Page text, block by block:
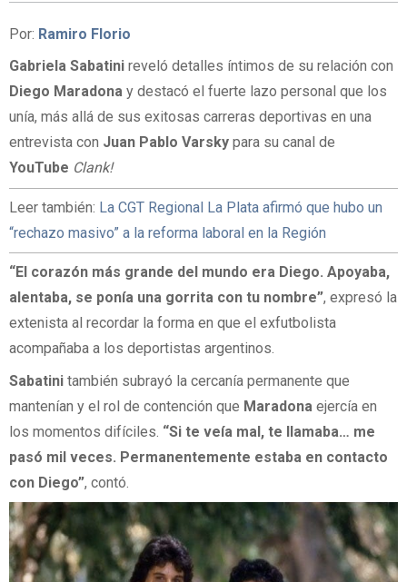
Por: Ramiro Florio
Gabriela Sabatini reveló detalles íntimos de su relación con
Diego Maradona y destacó el fuerte lazo personal que los
unía, más allá de sus exitosas carreras deportivas en una
entrevista con Juan Pablo Varsky para su canal de
YouTube Clank!
Leer también: La CGT Regional La Plata afirmó que hubo un
“rechazo masivo” a la reforma laboral en la Región
“El corazón más grande del mundo era Diego. Apoyaba,
alentaba, se ponía una gorrita con tu nombre”, expresó la
extenista al recordar la forma en que el exfutbolista
acompañaba a los deportistas argentinos.
Sabatini también subrayó la cercanía permanente que
mantenían y el rol de contención que Maradona ejercía en
los momentos difíciles. “Si te veía mal, te llamaba… me
pasó mil veces. Permanentemente estaba en contacto
con Diego”, contó.